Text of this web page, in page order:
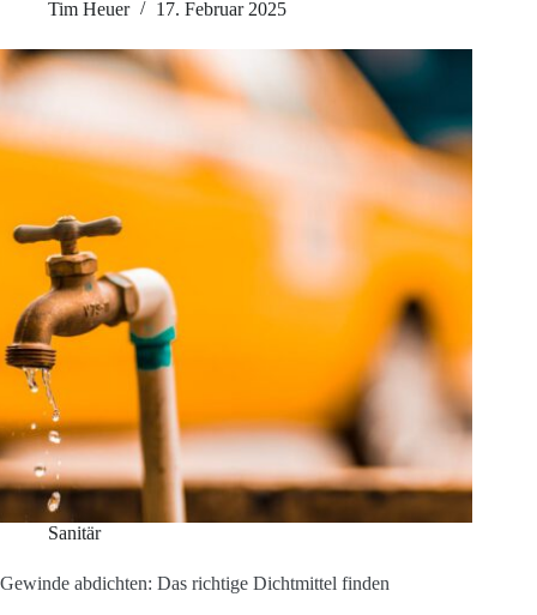
Vor-
Nachteile
im
Überblick
Tim Heuer 17. Februar 2025
Sanitär
Gewinde abdichten: Das richtige Dichtmittel finden